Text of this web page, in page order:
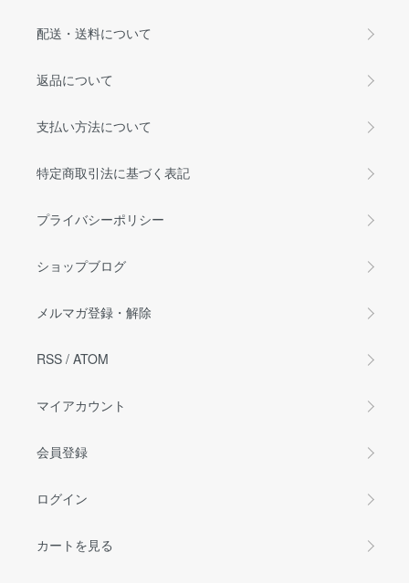
配送・送料について
返品について
支払い方法について
特定商取引法に基づく表記
プライバシーポリシー
ショップブログ
メルマガ登録・解除
RSS / ATOM
マイアカウント
会員登録
ログイン
カートを見る